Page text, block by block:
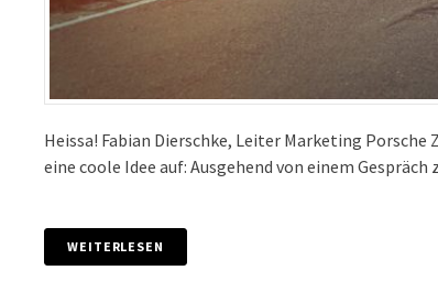
Heissa! Fabian Dierschke, Leiter Marketing
eine coole Idee auf: Ausgehend von einem
WEITERLESEN